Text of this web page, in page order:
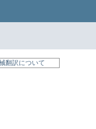
翻訳について